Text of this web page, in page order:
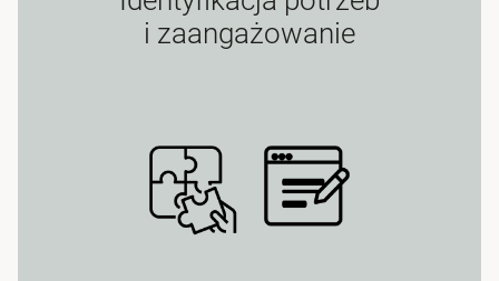
i zaangażowanie